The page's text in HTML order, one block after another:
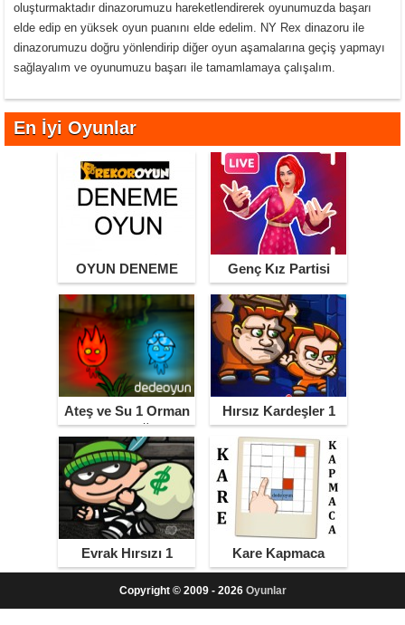
oluşturmaktadır dinazorumuzu hareketlendirerek oyunumuzda başarı
elde edip en yüksek oyun puanını elde edelim. NY Rex dinazoru ile
dinazorumuzu doğru yönlendirip diğer oyun aşamalarına geçiş yapmayı
sağlayalım ve oyunumuzu başarı ile tamamlamaya çalışalım.
En İyi Oyunlar
OYUN DENEME Genç Kız Partisi
Ateş ve Su 1 Orman
Tapınağı
Hırsız Kardeşler 1
Evrak Hırsızı 1 Kare Kapmaca
Copyright © 2009 - 2026 Oyunlar